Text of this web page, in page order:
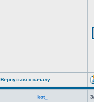
Вернуться к началу
kot_